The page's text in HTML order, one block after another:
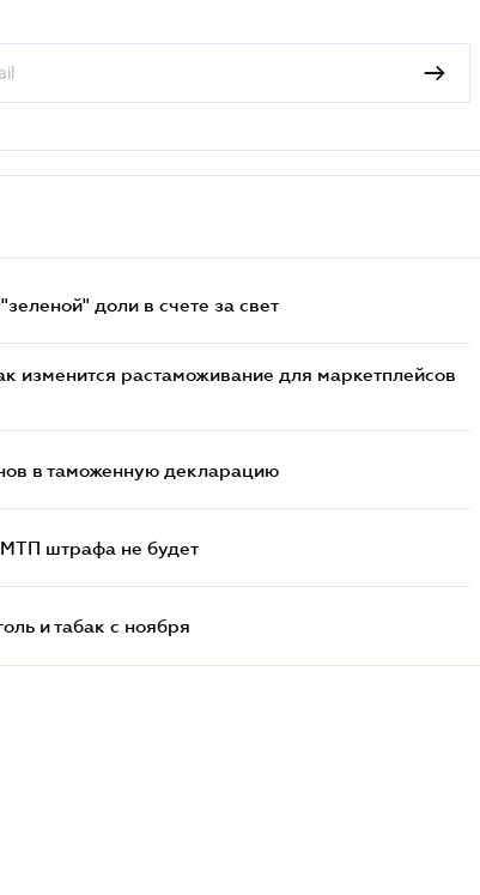
доли в счете за свет
изменится растаможивание для маркетплейсов
в таможенную декларацию
МТП штрафа не будет
и табак с ноября